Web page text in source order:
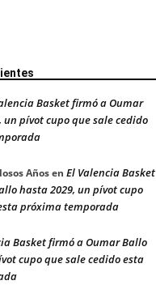
Basket firmó a Oumar
un pívot cupo que sale cedido
Añosen El Valencia Basket
hasta 2029, un pívot cupo
próxima temporada
Basket firmó a Oumar Ballo
cupo que sale cedido esta